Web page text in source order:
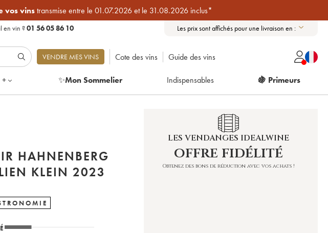
vos vinstransmise entre le 01.07.2026 et le 31.08.2026 inclus*
en vin ?01 56 05 86 10 Les prix sont affichés pour une livraison en :
VENDRE MES VINS Cote des vins Guide des vins
+ ✨Mon Sommelier Indispensables 🍇 Primeurs
HAHNENBERG
CUVÉE OLYMPE JULIEN KLEIN 2023
LES VENDANGES IDEALWINE
offre fidélité
Obtenez des bons de réduction avec vos achats !